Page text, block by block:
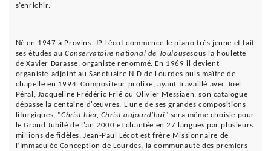
s’enrichir.
Né en 1947 à Provins. JP Lécot commence le piano très jeune et fait
ses études au Conservatoire national de Toulousesous la houlette
de Xavier Darasse, organiste renommé. En 1969 il devient
organiste-adjoint au Sanctuaire N-D de Lourdes puis maître de
chapelle en 1994. Compositeur prolixe, ayant travaillé avec Joël
Péral, Jacqueline Frédéric Frié ou Olivier Messiaen, son catalogue
dépasse la centaine d'œuvres. L'une de ses grandes compositions
liturgiques, "Christ hier, Christ aujourd’hui" sera même choisie pour
le Grand Jubilé de l'an 2000 et chantée en 27 langues par plusieurs
millions de fidèles. Jean-Paul Lécot est frère Missionnaire de
l’Immaculée Conception de Lourdes, la communauté des premiers